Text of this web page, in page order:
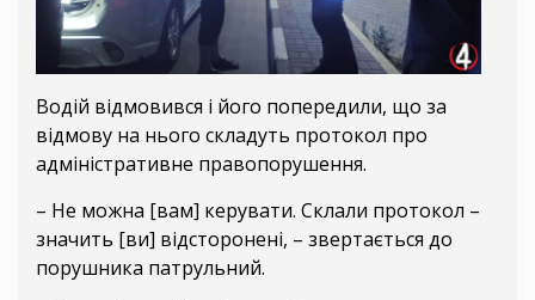
Водій відмовився і його попередили, що за
відмову на нього складуть протокол про
адміністративне правопорушення.
– Не можна [вам] керувати. Склали протокол –
значить [ви] відсторонені, – звертається до
порушника патрульний.